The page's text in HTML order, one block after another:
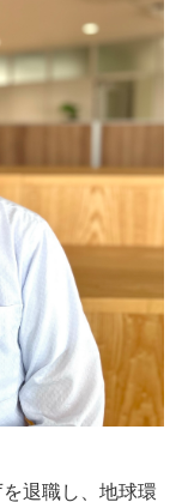
退職し、地球環